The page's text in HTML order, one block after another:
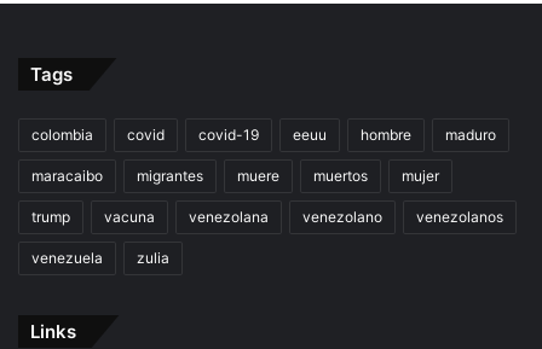
Tags
colombia covid covid-19 eeuu hombre maduro
maracaibo migrantes muere muertos mujer
trump vacuna venezolana venezolano venezolanos
venezuela zulia
Links